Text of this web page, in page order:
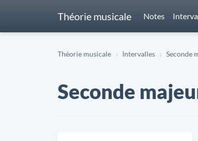
Théorie musicale Notes
Théorie musicale Intervalles Seconde
Seconde